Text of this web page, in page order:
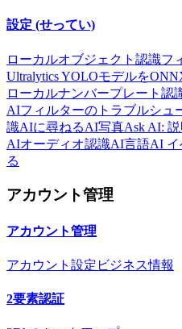
設定 (せってい)
ローカルオブジェクト認識フ
Ultralytics YOLOモデルを
ローカルナンバープレート認
AIフィルターのトラブルシュ
識AIに尋ねるAI写真Ask AI: 説
AIオーディオ認識AI言語AI イ
る
アカウント管理
アカウント管理
アカウント設定 ビジネス情報
2要素認証